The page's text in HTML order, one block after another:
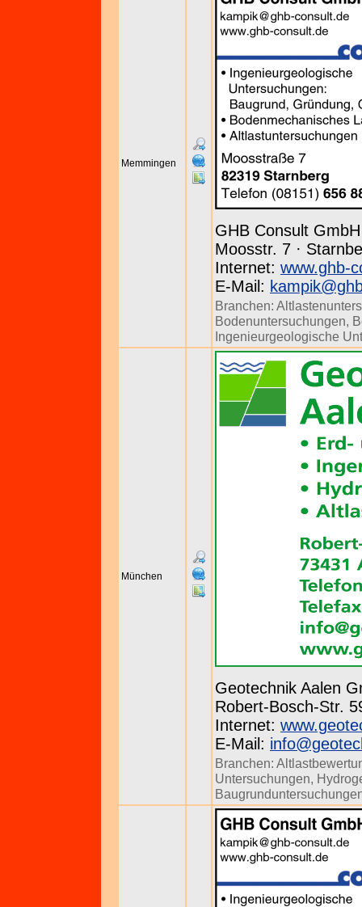
Memmingen
GHB Consult GmbH
Moosstr. 7 ·
Internet: www.ghb-
E-Mail:
Branchen:
Bodenuntersuchungen,
Ingenieurgeologische
München
Geotechnik Aalen
Robert-Bosch-Str.
Internet:
E-Mail:
Branchen:
Untersuchungen,